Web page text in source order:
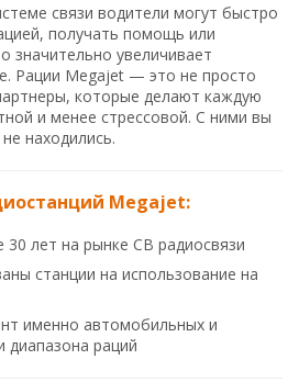
связи водители могут быстро
получать помощь или
значительно увеличивает
Рации Megajet — это не просто
которые делают каждую
и менее стрессовой. С ними вы
находились.
Megajet:
лет на рынке CB радиосвязи
станции на использование на
именно автомобильных и
диапазона раций